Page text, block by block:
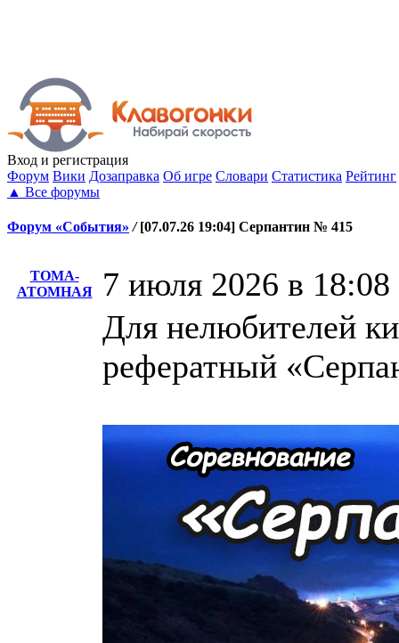
Вход и регистрация
Форум Вики Дозаправка Об игре Словари Статистика Рейтинг
▲ Все форумы
Форум «События» / [07.07.26 19:04] Серпантин № 415
ТОМА-
АТОМНАЯ
7 июля 2026 в 18:08
Для нелюбителей
рефератный